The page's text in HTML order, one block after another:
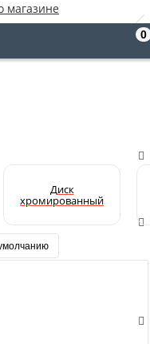
магазине
0
Диск
хромированный